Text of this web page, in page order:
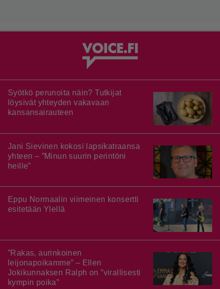
Syötkö perunoita näin? Tutkijat
löysivät yhteyden vakavaan
kansansairauteen
Jani Sievinen kokosi lapsikatraansa
yhteen – ”Minun suurin perintöni
heille”
Eppu Normaalin viimeinen konsertti
esitetään Ylellä
”Rakas, aurinkoinen
leijonapoikamme” – Ellen
Jokikunnaksen Ralph on ”virallisesti
kympin poika”